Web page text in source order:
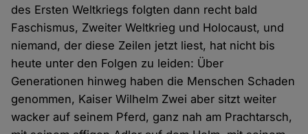
des Ersten Weltkriegs folgten dann recht bald
Faschismus, Zweiter Weltkrieg und Holocaust, und
niemand, der diese Zeilen jetzt liest, hat nicht bis
heute unter den Folgen zu leiden: Über
Generationen hinweg haben die Menschen Schaden
genommen, Kaiser Wilhelm Zwei aber sitzt weiter
wacker auf seinem Pferd, ganz nah am Prachtarsch,